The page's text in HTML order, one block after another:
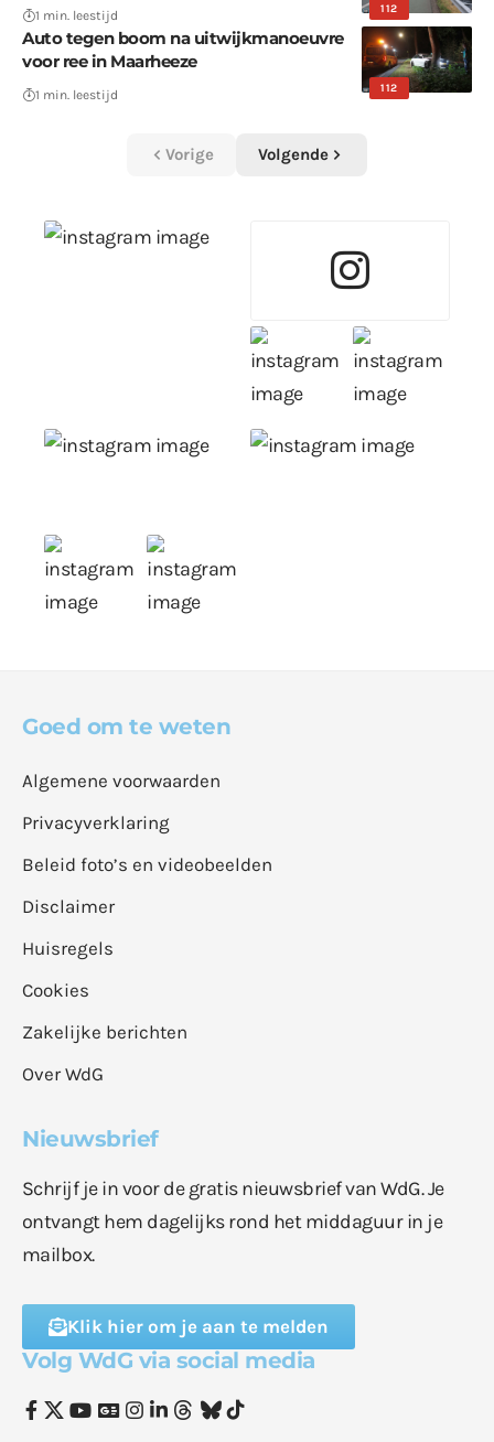
112
1 min. leestijd
112
Auto tegen boom na uitwijkmanoeuvre
voor ree in Maarheeze
1 min. leestijd
Vorige Volgende
Goed om te weten
Algemene voorwaarden
Privacyverklaring
Beleid foto’s en videobeelden
Disclaimer
Huisregels
Cookies
Zakelijke berichten
Over WdG
Nieuwsbrief
Schrijf je in voor de gratis nieuwsbrief van WdG. Je
ontvangt hem dagelijks rond het middaguur in je
mailbox.
Klik hier om je aan te melden
Volg WdG via social media